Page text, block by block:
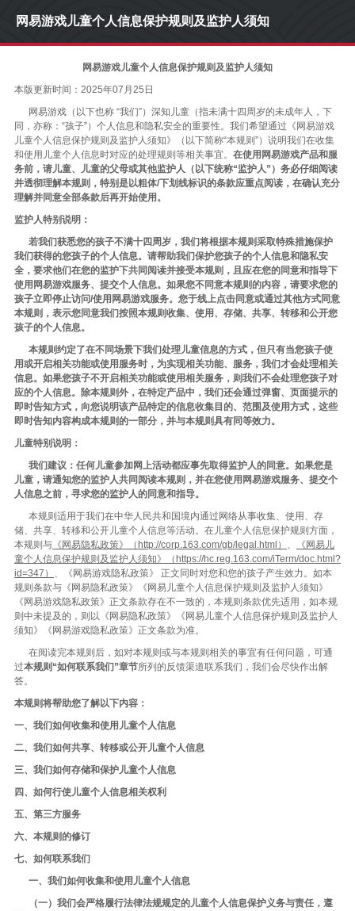
网易游戏儿童个人信息保护规则及监护人须知
网易游戏儿童个人信息保护规则及监护人须知
本版更新时间：2025年07月25日
网易游戏（以下也称 “我们”）深知儿童（指未满十四周岁的未成年人，下
同，亦称：“孩子”）个人信息和隐私安全的重要性。我们希望通过《网易游戏
儿童个人信息保护规则及监护人须知》（以下简称“本规则”）说明我们在收集
和使用儿童个人信息时对应的处理规则等相关事宜。 在使用网易游戏产品和服
务前，请儿童、儿童的父母或其他监护人（以下统称“监护人”）务必仔细阅读
并透彻理解本规则，特别是以粗体/下划线标识的条款应重点阅读，在确认充分
理解并同意全部条款后再开始使用。
监护人特别说明：
若我们获悉您的孩子不满十四周岁，我们将根据本规则采取特殊措施保护
我们获得的您孩子的个人信息。请帮助我们保护您孩子的个人信息和隐私安
全，要求他们在您的监护下共同阅读并接受本规则，且应在您的同意和指导下
使用网易游戏服务、提交个人信息。如果您不同意本规则的内容，请要求您的
孩子立即停止访问/使用网易游戏服务。您于线上点击同意或通过其他方式同意
本规则，表示您同意我们按照本规则收集、使用、存储、共享、转移和公开您
孩子的个人信息。
本规则约定了在不同场景下我们处理儿童信息的方式，但只有当您孩子使
用或开启相关功能或使用服务时，为实现相关功能、服务，我们才会处理相关
信息。如果您孩子不开启相关功能或使用相关服务，则我们不会处理您孩子对
应的个人信息。除本规则外，在特定产品中，我们还会通过弹窗、页面提示的
即时告知方式，向您说明该产品特定的信息收集目的、范围及使用方式，这些
即时告知内容构成本规则的一部分，并与本规则具有同等效力。
儿童特别说明：
我们建议：任何儿童参加网上活动都应事先取得监护人的同意。如果您是
儿童，请通知您的监护人共同阅读本规则，并在您使用网易游戏服务、提交个
人信息之前，寻求您的监护人的同意和指导。
本规则适用于我们在中华人民共和国境内通过网络从事收集、使用、存
储、共享、转移和公开儿童个人信息等活动。在儿童个人信息保护规则方面，
本规则与 《网易隐私政策》（http://corp.163.com/gb/legal.html） 、
《网易儿
童个人信息保护规则及监护人须知》（https://hc.reg.163.com/iTerm/doc.html?
id=347） 、《网易游戏隐私政策》 正文同时对您和您的孩子产生效力。如本
规则条款与《网易隐私政策》《网易儿童个人信息保护规则及监护人须知》
《网易游戏隐私政策》正文条款存在不一致的，本规则条款优先适用，如本规
则中未提及的，则以《网易隐私政策》《网易儿童个人信息保护规则及监护人
须知》《网易游戏隐私政策》正文条款为准。
在阅读完本规则后，如对本规则或与本规则相关的事宜有任何问题，可通
过本规则“如何联系我们”章节所列的反馈渠道联系我们，我们会尽快作出解
答。
本规则将帮助您了解以下内容：
一、我们如何收集和使用儿童个人信息
二、我们如何共享、转移或公开儿童个人信息
三、我们如何存储和保护儿童个人信息
四、如何行使儿童个人信息相关权利
五、第三方服务
六、本规则的修订
七、如何联系我们
一、我们如何收集和使用儿童个人信息
（一）我们会严格履行法律法规规定的儿童个人信息保护义务与责任，遵